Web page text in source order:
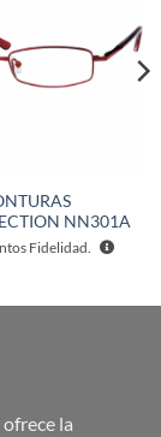
lista de
deseos
NN301A
Fidelidad.
la